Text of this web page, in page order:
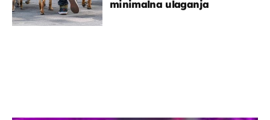
minimalna ulaganja